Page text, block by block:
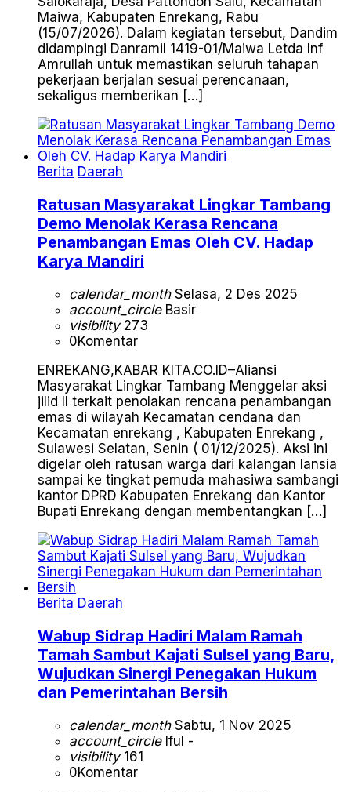
Maiwa, Kabupaten Enrekang, Rabu
(15/07/2026). Dalam kegiatan tersebut, Dandim
didampingi Danramil 1419-01/Maiwa Letda Inf
Amrullah untuk memastikan seluruh tahapan
pekerjaan berjalan sesuai perencanaan,
sekaligus memberikan […]
Berita Daerah
Ratusan Masyarakat Lingkar Tambang
Demo Menolak Kerasa Rencana
Penambangan Emas Oleh CV. Hadap
Karya Mandiri
calendar_monthSelasa, 2 Des 2025
account_circleBasir
visibility273
0Komentar
ENREKANG,KABAR KITA.CO.ID–Aliansi
Masyarakat Lingkar Tambang Menggelar aksi
jilid II terkait penolakan rencana penambangan
emas di wilayah Kecamatan cendana dan
Kecamatan enrekang , Kabupaten Enrekang ,
Sulawesi Selatan, Senin ( 01/12/2025). Aksi ini
digelar oleh ratusan warga dari kalangan lansia
sampai ke tingkat pemuda mahasiwa sambangi
kantor DPRD Kabupaten Enrekang dan Kantor
Bupati Enrekang dengan membentangkan […]
Berita Daerah
Wabup Sidrap Hadiri Malam Ramah
Tamah Sambut Kajati Sulsel yang Baru,
Wujudkan Sinergi Penegakan Hukum
dan Pemerintahan Bersih
calendar_monthSabtu, 1 Nov 2025
account_circleIful -
visibility161
0Komentar